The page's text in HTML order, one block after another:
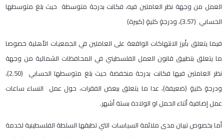
العمل من وجهة نظر العاملين فيه، فكانت بدرجة متوسطة حيث بلغ متوسطها
الحسابي (3.57)، ودرجةٍ كليةٍ (كبيرة)
فيما يتعلق بأبرز الانتهاكات الواقعة على العاملين في الجمعيات الأهلية خصوصا
ما يتعلق بتطبيق قانون العمل الفلسطيني في المحافظات الشمالية من وجهة
نظر العاملين فيها فكانت بدرجة منخفضة حيث بلغ متوسطها الحسابي (2.50)،
ودرجةٍ كليةٍ (ضعيفة)، عدا ما يتعلق ببعض الفقرات، حول عمل النساء ساعات
عمل إضافية أثناء الحمل او الولادة بستة أشهر.
أما بخصوص تبيان مدى ملائمة السياسات التي تطبقها السلطة الفلسطينية لخدمة